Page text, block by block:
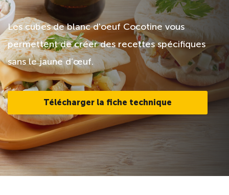
Les cubes de blanc d'oeuf Cocotine vous
permettent de créer des recettes spécifiques
sans le jaune d’œuf.
Télécharger la fiche technique